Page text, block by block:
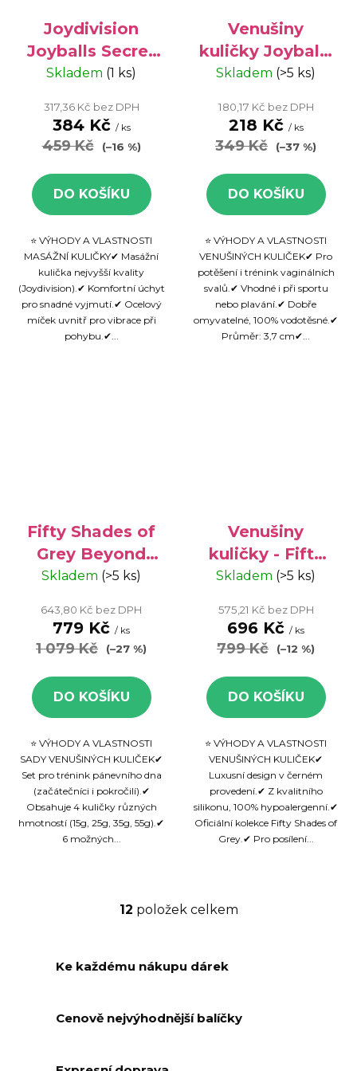
Joydivision
Joyballs Secret
Single -
kuličky
Skladem (1 ks)
317,36 Kč bez DPH
384 Kč / ks
459 Kč (–16 %)
DO KOŠÍKU
⭐ VÝHODY A VLASTNOSTI
MASÁŽNÍ KULIČKY✔ Masážní
kulička nejvyšší kvality
(Joydivision).✔ Komfortní úchyt
pro snadné vyjmutí.✔ Ocelový
míček uvnitř pro vibrace při
pohybu.✔...
Venušiny
kuličky Joyballs
Green -
pomůcka, 1 ks
Skladem (>5 ks)
180,17 Kč bez DPH
218 Kč / ks
349 Kč (–37 %)
DO KOŠÍKU
⭐ VÝHODY A VLASTNOSTI
VENUŠINÝCH KULIČEK✔ Pro
potěšení i trénink vaginálních
svalů.✔ Vhodné i při sportu
nebo plavání.✔ Dobře
omyvatelné, 100% vodotěsné.✔
Průměr: 3,7 cm✔...
Fifty Shades of
Grey Beyond
Aroused - set
kuliček 1ks
Skladem (>5 ks)
643,80 Kč bez DPH
779 Kč / ks
1 079 Kč (–27 %)
DO KOŠÍKU
⭐ VÝHODY A VLASTNOSTI
SADY VENUŠINÝCH KULIČEK✔
Set pro trénink pánevního dna
(začátečníci i pokročilí).✔
Obsahuje 4 kuličky různých
hmotností (15g, 25g, 35g, 55g).✔
6 možných...
Venušiny
kuličky - Fifty
Shades of Grey
Pleasure 1ks
Skladem (>5 ks)
575,21 Kč bez DPH
696 Kč / ks
799 Kč (–12 %)
DO KOŠÍKU
⭐ VÝHODY A VLASTNOSTI
VENUŠINÝCH KULIČEK✔
Luxusní design v černém
provedení.✔ Z kvalitního
silikonu, 100% hypoalergenní.✔
Oficiální kolekce Fifty Shades of
Grey.✔ Pro posílení...
O
á
c
12 položek celkem
Ke každému nákupu dárek
Cenově nejvýhodnější balíčky